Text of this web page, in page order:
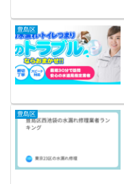
豊島区
豊島区